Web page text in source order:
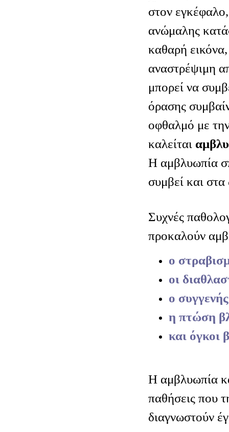
στον εγκέφαλο,
ανώμαλης
καθαρή
αναστρέψιμη
μπορεί να
όρασης
οφθαλμό με
καλείται
Η αμβλυωπία
συμβεί και
Συχνές
προκαλούν
ο
οι
ο
η πτώση
και όγκοι
Η αμβλυωπία
παθήσεις που
διαγνωστούν